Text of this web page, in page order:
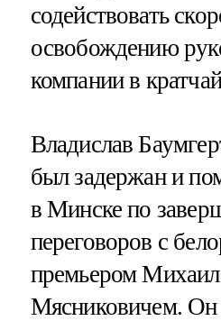
содействовать
освобождению
компании в
Владислав
был задержан и
в Минске по
переговоров с
премьером
Мясниковичем. Он